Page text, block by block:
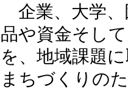
企業、大学、
品や資金そし
を、地域課題
まちづくりの